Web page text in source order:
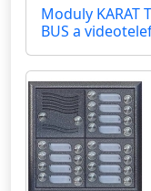
Moduly KARAT
BUS a